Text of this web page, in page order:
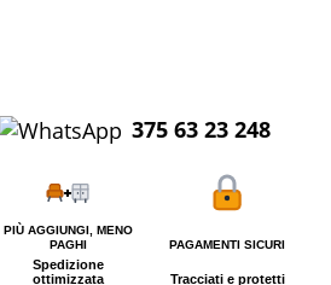
375 63 23 248
PIÙ AGGIUNGI, MENO
PAGHI
Spedizione
ottimizzata
PAGAMENTI SICURI
Tracciati e protetti